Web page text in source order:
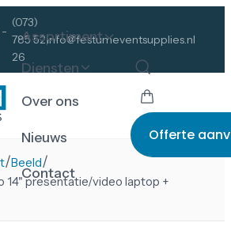
-
(073)
785 52
26
info@festumeventsupplies.nl
Assortiment
Diensten
Over ons
Nieuws
Contact
Offerte
/Beeld/
14" presentatie/video laptop +